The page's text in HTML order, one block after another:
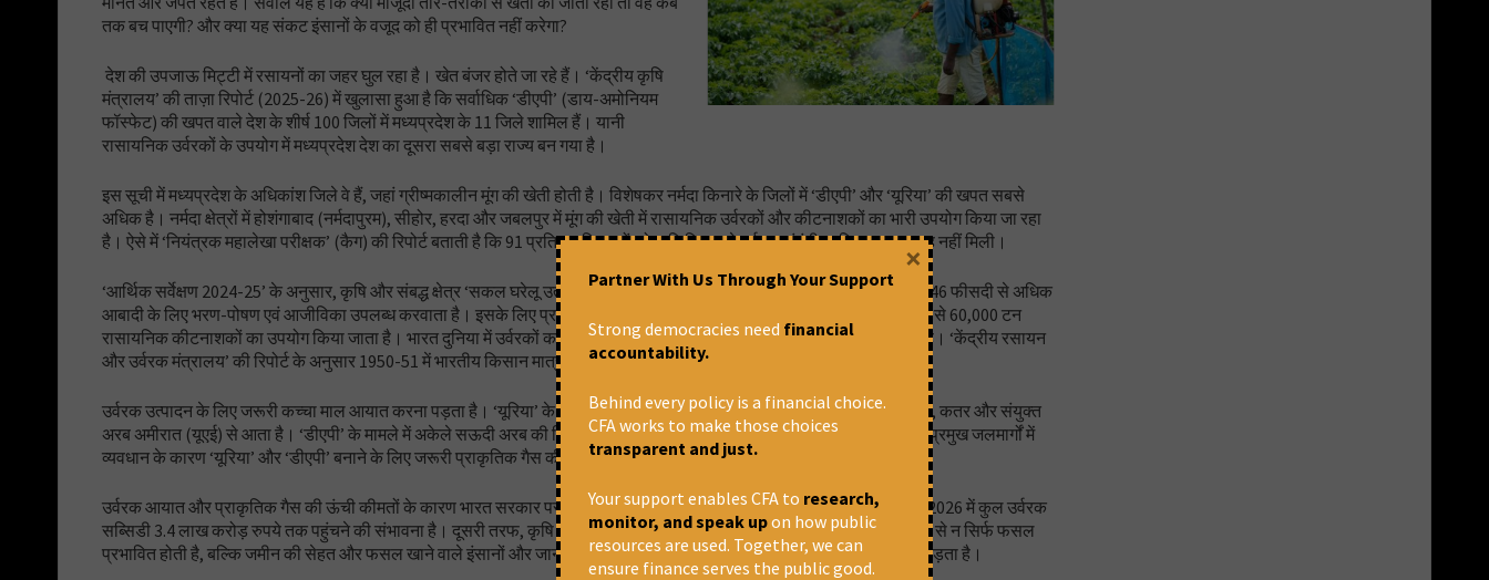
तक बच पाएगी? और क्या यह संकट इंसानों के वजूद को ही प्रभावित नहीं करेगा?
देश की उपजाऊ मिट्टी में रसायनों का जहर घुल रहा है। खेत बंजर होते जा रहे हैं। ‘केंद्रीय कृषि
मंत्रालय’ की ताज़ा रिपोर्ट (2025-26) में खुलासा हुआ है कि सर्वाधिक ‘डीएपी’ (डाय-अमोनियम
फॉस्फेट) की खपत वाले देश के शीर्ष 100 जिलों में मध्यप्रदेश के 11 जिले शामिल हैं। यानी
रासायनिक उर्वरकों के उपयोग में मध्यप्रदेश देश का दूसरा सबसे बड़ा राज्य बन गया है।
इस सूची में मध्यप्रदेश के अधिकांश जिले वे हैं, जहां ग्रीष्मकालीन मूंग की खेती होती है। विशेषकर नर्मदा किनारे के जिलों में ‘डीएपी’ और ‘यूरिया’ की खपत सबसे
अधिक है। नर्मदा क्षेत्रों में होशंगाबाद (नर्मदापुरम), सीहोर, हरदा और जबलपुर में मूंग की खेती में रासायनिक उर्वरकों और कीटनाशकों का भारी उपयोग किया जा रहा
है। ऐसे में ‘नियंत्रक महालेखा परीक्षक’ (कैग) की रिपोर्ट बताती है कि 91 प्रतिशत किसानों को कृषि विभाग से उर्वरक संबंधी प्रशिक्षण या सलाह नहीं मिली।
‘आर्थिक सर्वेक्षण 2024-25’ के अनुसार, कृषि और संबद्ध क्षेत्र ‘सकल घरेलू उत्पाद’ (जीडीपी) में लगभग 16 प्रतिशत का योगदान करता है और 46 फीसदी से अधिक
आबादी के लिए भरण-पोषण एवं आजीविका उपलब्ध करवाता है। इसके लिए प्रतिवर्ष लगभग 601 लाख मीट्रिक टन रासायनिक उर्वरक और 55 से 60,000 टन
रासायनिक कीटनाशकों का उपयोग किया जाता है। भारत दुनिया में उर्वरकों का दूसरा सबसे बड़ा उपयोगकर्ता और तीसरा सबसे बड़ा उत्पादक है। ‘केंद्रीय रसायन
और उर्वरक मंत्रालय’ की रिपोर्ट के अनुसार 1950-51 में भारतीय किसान मात्र सात लाख टन रासायनिक उर्वरक का उपयोग करता था।
उर्वरक उत्पादन के लिए जरूरी कच्चा माल आयात करना पड़ता है। ‘यूरिया’ के कुल आयात का लगभग 70 प्रतिशत हिस्सा ओमान, सऊदी अरब, कतर और संयुक्त
अरब अमीरात (यूएई) से आता है। ‘डीएपी’ के मामले में अकेले सऊदी अरब की हिस्सेदारी 40 प्रतिशत से ज्यादा है। ‘होर्मुज जलडमरूमध्य’ और प्रमुख जलमार्गों में
व्यवधान के कारण ‘यूरिया’ और ‘डीएपी’ बनाने के लिए जरूरी प्राकृतिक गैस की आपूर्ति प्रभावित हुई है।
उर्वरक आयात और प्राकृतिक गैस की ऊंची कीमतों के कारण भारत सरकार पर सब्सिडी का बोझ तेजी से बढ़ा है। एक अनुमान के अनुसार, वर्ष 2026 में कुल उर्वरक
सब्सिडी 3.4 लाख करोड़ रुपये तक पहुंचने की संभावना है। दूसरी तरफ, कृषि वैज्ञानिकों का कहना है कि रासायनिक उर्वरकों के अधिक उपयोग से न सिर्फ फसल
प्रभावित होती है, बल्कि जमीन की सेहत और फसल खाने वाले इंसानों और जानवरों की सेहत के साथ ही पर्यावरण पर भी बेहद प्रतिकूल असर पड़ता है।
Partner With Us Through Your Support
Strong democracies need financial
accountability.
Behind every policy is a financial choice.
CFA works to make those choices
transparent and just.
Your support enables CFA to research,
monitor, and speak upon how public
resources are used. Together, we can
ensure finance serves the public good.
×